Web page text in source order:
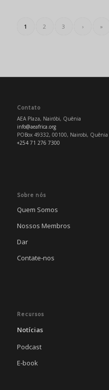
1 2 3 › »
Contato
AEA Plaza, Nairóbi, Quênia
info@aeafrica.org
POBox 49332, 00100, Nairobi, Quênia
+254 71 276 7300
Sobre nós
Quem Somos
Nossos Membros
Dar
Contate-nos
Recursos
Notícias
Podcast
E-book